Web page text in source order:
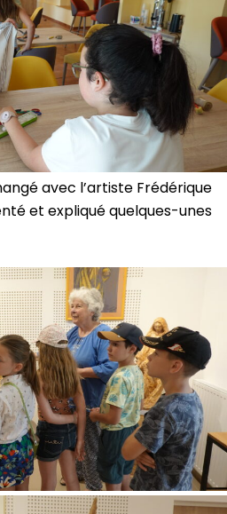
avec l’artiste Frédérique
et expliqué quelques-unes